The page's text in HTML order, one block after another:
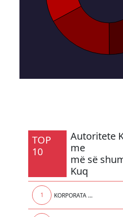
TOP
10
Autoritete
me
më së
Kuq
1 KORPORATA ENERGJETIKE E KOSOVES sh.a.